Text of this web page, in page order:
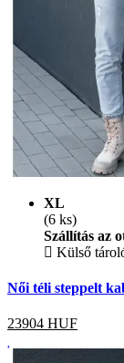
XL
(6 ks)
Szállítás az
Külső
Női téli steppelt
23904 HUF